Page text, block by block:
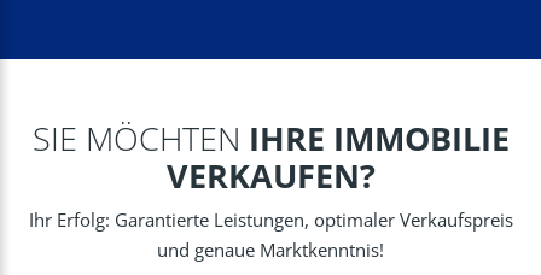
SIE MÖCHTEN IHRE IMMOBILIE
VERKAUFEN?
Ihr Erfolg: Garantierte Leistungen, optimaler Verkaufspreis
und genaue Marktkenntnis!